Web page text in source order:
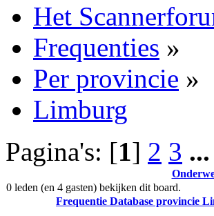
Het
Frequenties »
Per provincie »
Limburg
Pagina's: [1] 2 3 ...
0 leden (en 4 gasten) bekijken dit board.
Frequentie Database provincie